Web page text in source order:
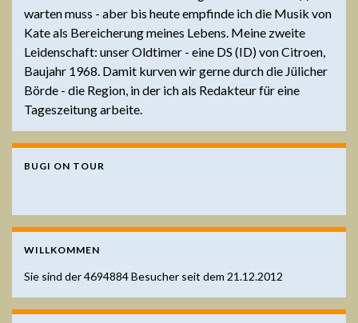
warten muss - aber bis heute empfinde ich die Musik von
Kate als Bereicherung meines Lebens. Meine zweite
Leidenschaft: unser Oldtimer - eine DS (ID) von Citroen,
Baujahr 1968. Damit kurven wir gerne durch die Jülicher
Börde - die Region, in der ich als Redakteur für eine
Tageszeitung arbeite.
BUGI ON TOUR
WILLKOMMEN
Sie sind der4694884Besucher seit dem 21.12.2012